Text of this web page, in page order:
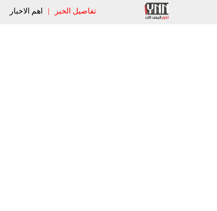
تفاصيل الخبر | اهم الاخبار